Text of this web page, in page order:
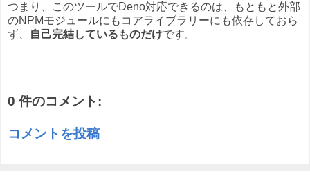
つまり、このツールでDeno対応できるのは、もともと外部
のNPMモジュールにもコアライブラリーにも依存しておら
ず、
自己完結しているものだけです。
0 件のコメント:
コメントを投稿